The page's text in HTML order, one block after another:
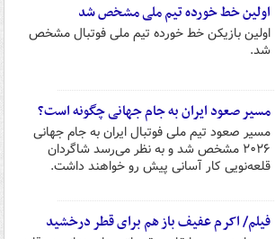
اولین خط خورده تیم ملی مشخص شد
اولین بازیکن خط خورده تیم ملی فوتبال مشخص
شد.
مسیر صعود ایران به جام جهانی چگونه است؟
مسیر صعود تیم ملی فوتبال ایران به جام جهانی
۲۰۲۶ مشخص شد و به نظر می‌رسد شاگردان
قلعه‌نویی کار آسانی پیش رو خواهند داشت.
فیلم/ اکرم عفیف باز هم برای قطر درخشید